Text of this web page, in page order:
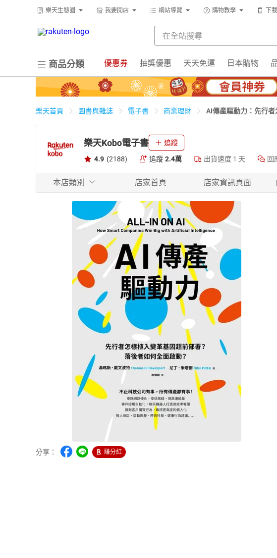
樂天生態圈 我要開店 網站導覽 購物教學 下
商品分類 優惠券 抽獎優惠 天天免運 日本購物
樂天首頁 圖書與雜誌 電子書 商業理財 AI傳產驅動力：先行者
樂天Kobo電子書 追蹤
4.9 (2188) 追蹤 2.4萬 出貨速度 1 天 回
本店類別 店家首頁 店家資訊頁面
分享： 賺分紅